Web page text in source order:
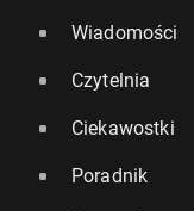
Wiadomości
Czytelnia
Ciekawostki
Poradnik